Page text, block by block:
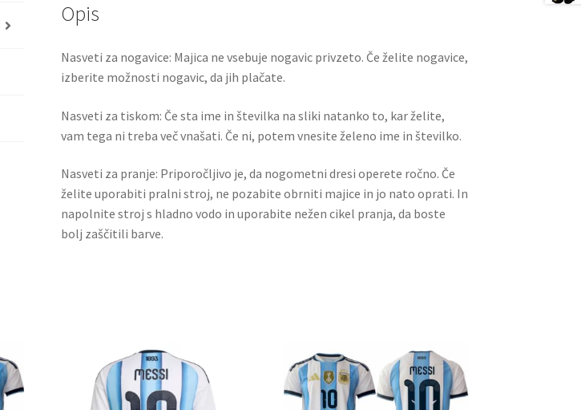
k
Opis
Nasveti za nogavice: Majica ne vsebuje nogavic privzeto. Če želite nogavice,
izberite možnosti nogavic, da jih plačate.
Nasveti za tiskom: Če sta ime in številka na sliki natanko to, kar želite,
vam tega ni treba več vnašati. Če ni, potem vnesite želeno ime in številko.
Nasveti za pranje: Priporočljivo je, da nogometni dresi operete ročno. Če
želite uporabiti pralni stroj, ne pozabite obrniti majice in jo nato oprati. In
napolnite stroj s hladno vodo in uporabite nežen cikel pranja, da boste
bolj zaščitili barve.